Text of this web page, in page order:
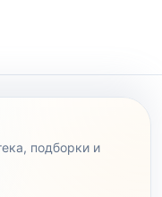
подборки и